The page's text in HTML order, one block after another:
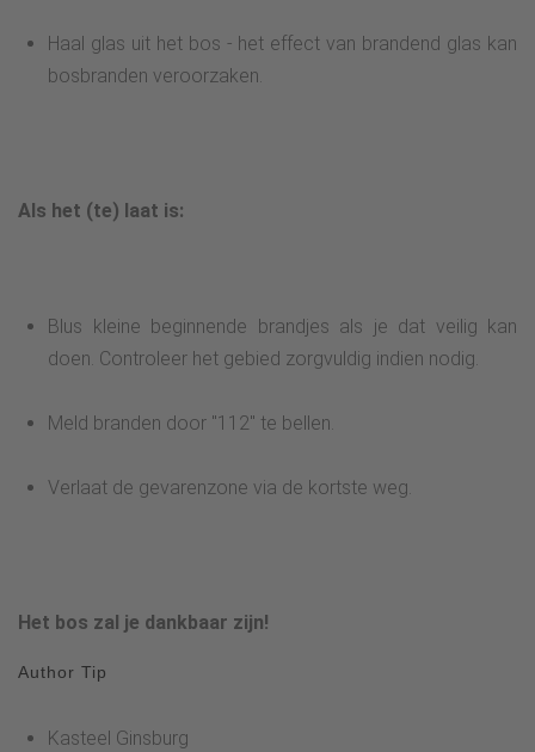
Haal glas uit het bos - het effect van brandend glas kan
bosbranden veroorzaken.
Als het (te) laat is:
Blus kleine beginnende brandjes als je dat veilig kan
doen. Controleer het gebied zorgvuldig indien nodig.
Meld branden door "112" te bellen.
Verlaat de gevarenzone via de kortste weg.
Het bos zal je dankbaar zijn!
Author Tip
Kasteel Ginsburg